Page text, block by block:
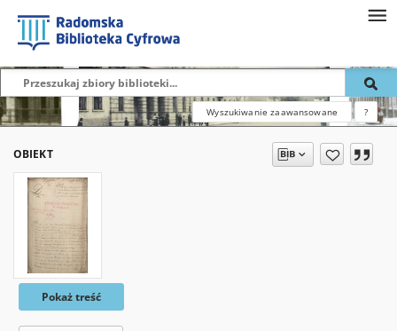
Wyszukiwanie zaawansowane ?
OBIEKT
Pokaż treść